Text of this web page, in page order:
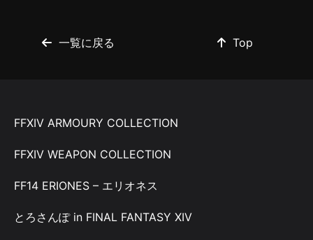
一覧に戻る Top
FFXIV ARMOURY COLLECTION
FFXIV WEAPON COLLECTION
FF14 ERIONES – エリオネス
とろさんぽ in FINAL FANTASY XIV